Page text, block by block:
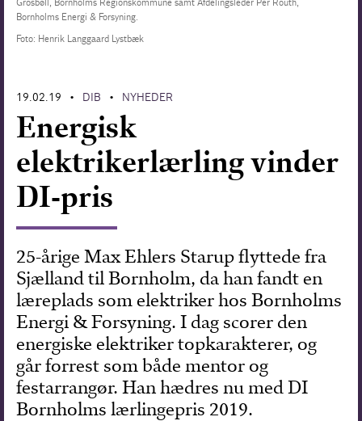
Forskning
Bornholms Energi & Forsyning.
Foto: Henrik Langgaard Lystbæk
19.02.19 • DIB • NYHEDER
Energisk
elektrikerlærling vinder
DI-pris
25-årige Max Ehlers Starup flyttede fra
Sjælland til Bornholm, da han fandt en
læreplads som elektriker hos Bornholms
Energi & Forsyning. I dag scorer den
energiske elektriker topkarakterer, og
går forrest som både mentor og
festarrangør. Han hædres nu med DI
Bornholms lærlingepris 2019.